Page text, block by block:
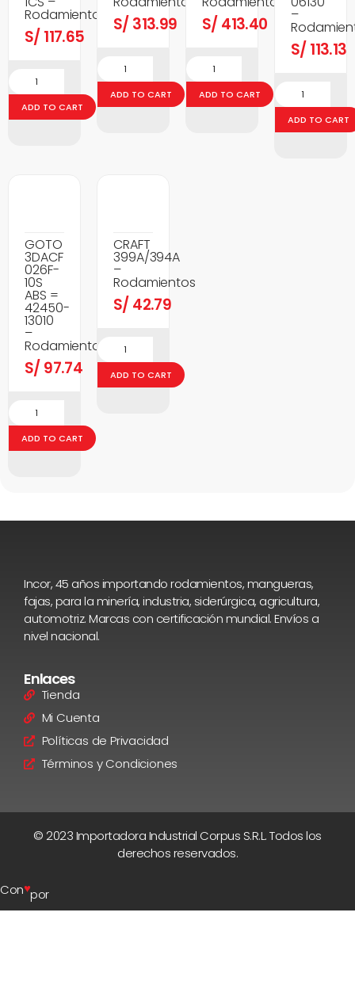
Rodamientos
S/ 117.65
ADD TO CART
S/ 313.99
ADD TO CART
S/ 413.40
ADD TO CART
–
S/ 113.13
ADD TO CART
GOTO
3DACF
026F-
10S
ABS =
42450-
13010
–
Rodamientos
S/ 97.74
ADD TO CART
CRAFT
399A/394A
–
Rodamientos
S/ 42.79
ADD TO CART
Incor, 45 años importando rodamientos, mangueras,
fajas, para la minería, industria, siderúrgica, agricultura,
automotriz. Marcas con certificación mundial. Envíos a
nivel nacional.
Enlaces
Tienda
Mi Cuenta
Políticas de Privacidad
Términos y Condiciones
© 2023 Importadora Industrial Corpus S.R.L. Todos los
derechos reservados.
Con♥por